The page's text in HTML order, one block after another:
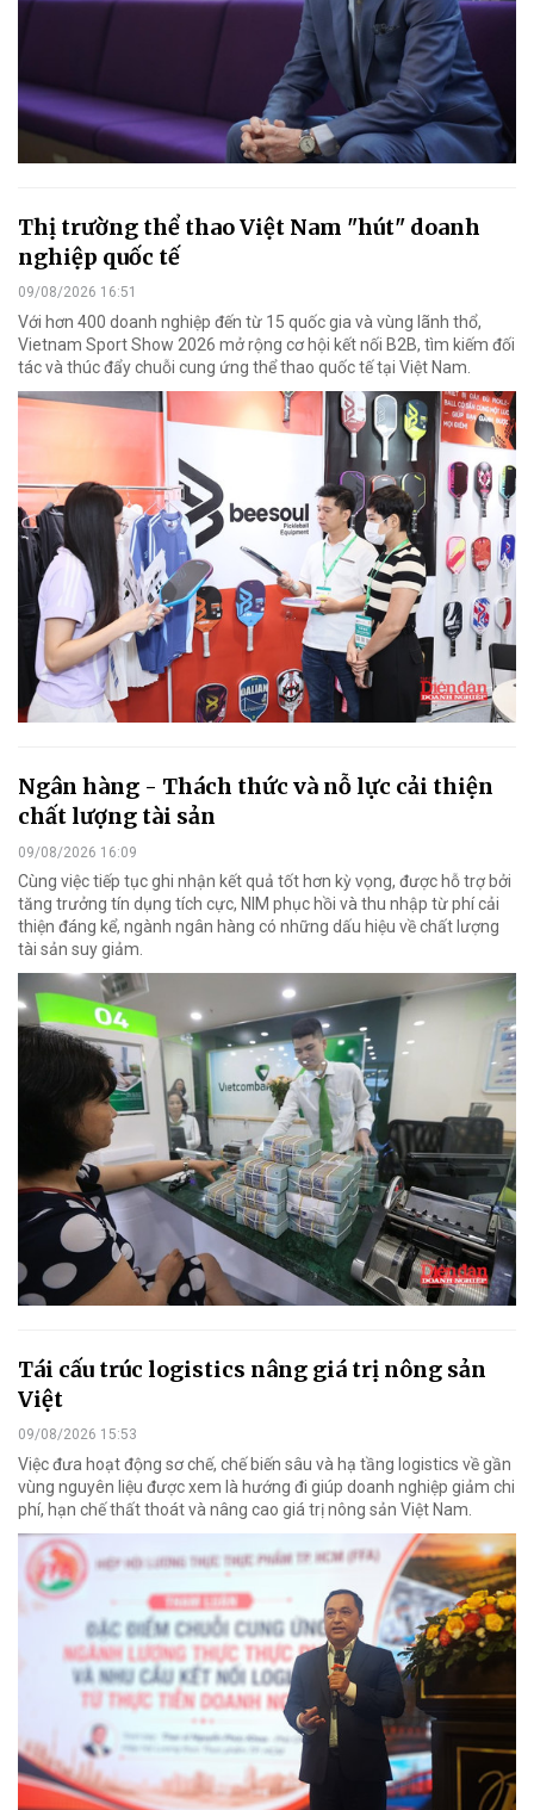
Thị trường thể thao Việt Nam "hút" doanh
nghiệp quốc tế
09/08/2026 16:51
Với hơn 400 doanh nghiệp đến từ 15 quốc gia và vùng lãnh thổ,
Vietnam Sport Show 2026 mở rộng cơ hội kết nối B2B, tìm kiếm đối
tác và thúc đẩy chuỗi cung ứng thể thao quốc tế tại Việt Nam.
Ngân hàng - Thách thức và nỗ lực cải thiện
chất lượng tài sản
09/08/2026 16:09
Cùng việc tiếp tục ghi nhận kết quả tốt hơn kỳ vọng, được hỗ trợ bởi
tăng trưởng tín dụng tích cực, NIM phục hồi và thu nhập từ phí cải
thiện đáng kể, ngành ngân hàng có những dấu hiệu về chất lượng
tài sản suy giảm.
Tái cấu trúc logistics nâng giá trị nông sản
Việt
09/08/2026 15:53
Việc đưa hoạt động sơ chế, chế biến sâu và hạ tầng logistics về gần
vùng nguyên liệu được xem là hướng đi giúp doanh nghiệp giảm chi
phí, hạn chế thất thoát và nâng cao giá trị nông sản Việt Nam.